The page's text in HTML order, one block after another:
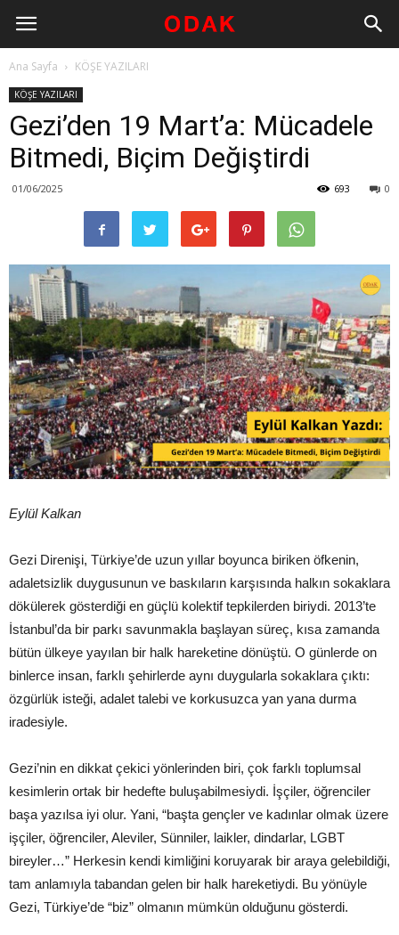
Ana Sayfa KÖŞE YAZILARI
KÖŞE YAZILARI
Gezi’den 19 Mart’a: Mücadele
Bitmedi, Biçim Değiştirdi
01/06/2025 0
693
Eylül Kalkan
Gezi Direnişi, Türkiye’de uzun yıllar boyunca biriken öfkenin,
adaletsizlik duygusunun ve baskıların karşısında halkın sokaklara
dökülerek gösterdiği en güçlü kolektif tepkilerden biriydi. 2013’te
İstanbul’da bir parkı savunmakla başlayan süreç, kısa zamanda
bütün ülkeye yayılan bir halk hareketine dönüştü. O günlerde on
binlerce insan, farklı şehirlerde aynı duygularla sokaklara çıktı:
özgürlük isteği, adalet talebi ve korkusuzca yan yana durma
iradesiyle.
Gezi’nin en dikkat çekici yönlerinden biri, çok farklı toplumsal
kesimlerin ortak bir hedefte buluşabilmesiydi. İşçiler, öğrenciler
başa yazılsa iyi olur. Yani, “başta gençler ve kadınlar olmak üzere
işçiler, öğrenciler, Aleviler, Sünniler, laikler, dindarlar, LGBT
bireyler…” Herkesin kendi kimliğini koruyarak bir araya gelebildiği,
tam anlamıyla tabandan gelen bir halk hareketiydi. Bu yönüyle
Gezi, Türkiye’de “biz” olmanın mümkün olduğunu gösterdi.